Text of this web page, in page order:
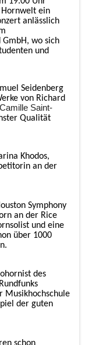
ein
anlässlich
wo sich
und
Seidenberg
von Richard
Camille Saint-
Qualität
Khodos,
an der
Symphony
an der Rice
und eine
über 1000
des
Musikhochschule
der guten